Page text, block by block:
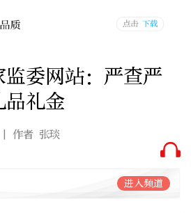
委网站：严查严
品礼金
| 作者 张琰
进入频道